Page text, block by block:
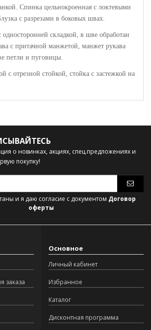
Спинка цельнокроенная с локтевыми
с разрезами в боковых швах.
складкой, в шве обработан
с притачной манжетой, манжет рукава
петли и пуговицы.
с отрезной стойкой, стойка с застежкой на
о новинках, акциях, спец.предложениях и
покупку!
и я даю согласие с документом Договор
оферты
заказа
Основное
Личный кабинет
Избранное
Каталог
Дисконтная программа